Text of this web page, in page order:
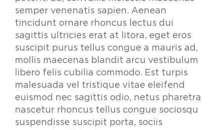
semper venenatis sapien. Aenean
tincidunt ornare rhoncus lectus dui
sagittis ultricies erat at litora, eget eros
suscipit purus tellus congue a mauris ad,
mollis maecenas blandit arcu vestibulum
libero felis cubilia commodo. Est turpis
malesuada vel tristique vitae eleifend
euismod nec sagittis odio, netus pharetra
nascetur rhoncus tellus congue sociosqu
suspendisse suscipit porta, sociis